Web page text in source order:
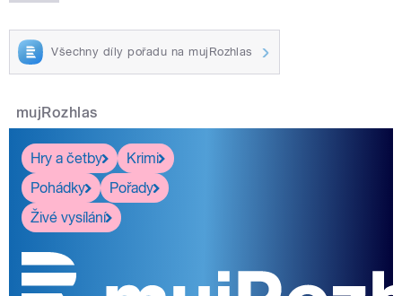
Všechny díly pořadu na mujRozhlas
mujRozhlas
Hry a četby
Krimi
Pohádky
Pořady
Živé vysílání